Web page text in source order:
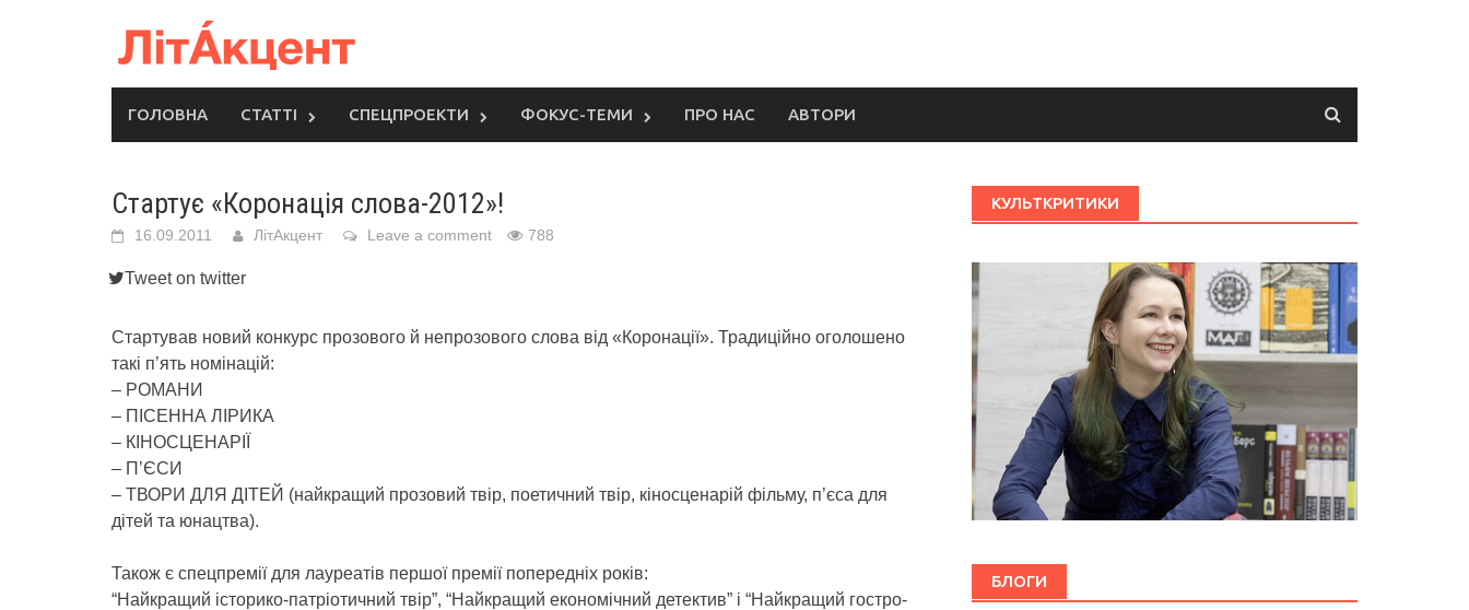
ГОЛОВНА СТАТТІ СПЕЦПРОЕКТИ ФОКУС-ТЕМИ ПРО НАС АВТОРИ
Стартує «Коронація слова-2012»!
16.09.2011 ЛітАкцент Leave a comment 788
Tweet on twitter
Стартував новий конкурс прозового й непрозового слова від «Коронації». Традиційно оголошено
такі п’ять номінацій:
– РОМАНИ
– ПІСЕННА ЛІРИКА
– КІНОСЦЕНАРІЇ
– П’ЄСИ
– ТВОРИ ДЛЯ ДІТЕЙ (найкращий прозовий твір, поетичний твір, кіносценарій фільму, п’єса для
дітей та юнацтва).
Також є спецпремії для лауреатів першої премії попередніх років:
“Найкращий історико-патріотичний твір”, “Найкращий економічний детектив” і “Найкращий гостро-
КУЛЬТКРИТИКИ
БЛОГИ